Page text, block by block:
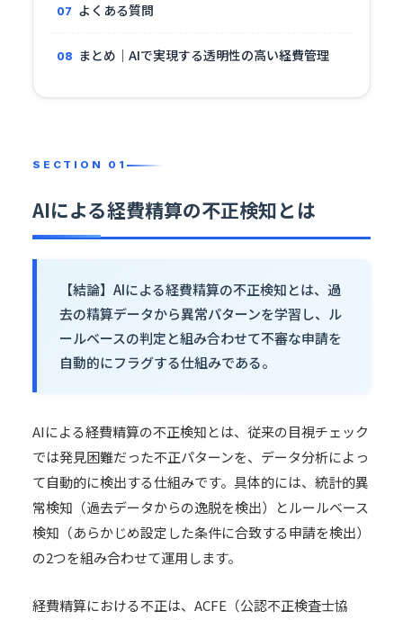
よくある質問
まとめ｜AIで実現する透明性の高い経費管理
AIによる経費精算の不正検知とは
【結論】AIによる経費精算の不正検知とは、過
去の精算データから異常パターンを学習し、ル
ールベースの判定と組み合わせて不審な申請を
自動的にフラグする仕組みである。
AIによる経費精算の不正検知とは、従来の目視チェック
では発見困難だった不正パターンを、データ分析によっ
て自動的に検出する仕組みです。具体的には、統計的異
常検知（過去データからの逸脱を検出）とルールベース
検知（あらかじめ設定した条件に合致する申請を検出）
の2つを組み合わせて運用します。
経費精算における不正は、ACFE（公認不正検査士協